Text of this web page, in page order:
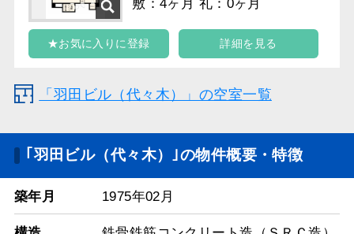
敷：4ヶ月 礼：0ヶ月
★お気に入りに登録 詳細を見る
「羽田ビル（代々木）」の空室一覧
｢羽田ビル（代々木）｣の物件概要・特徴
築年月 1975年02月